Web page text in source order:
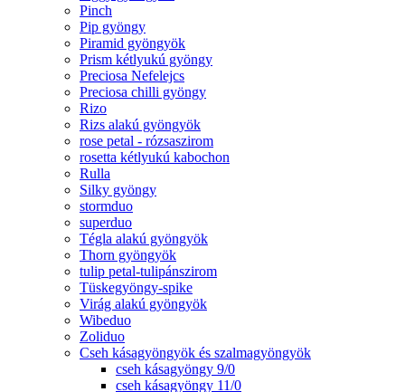
Pinch
Pip gyöngy
Piramid gyöngyök
Prism kétlyukú gyöngy
Preciosa Nefelejcs
Preciosa chilli gyöngy
Rizo
Rizs alakú gyöngyök
rose petal - rózsaszirom
rosetta kétlyukú kabochon
Rulla
Silky gyöngy
stormduo
superduo
Tégla alakú gyöngyök
Thorn gyöngyök
tulip petal-tulipánszirom
Tüskegyöngy-spike
Virág alakú gyöngyök
Wibeduo
Zoliduo
Cseh kásagyöngyök és szalmagyöngyök
cseh kásagyöngy 9/0
cseh kásagyöngy 11/0